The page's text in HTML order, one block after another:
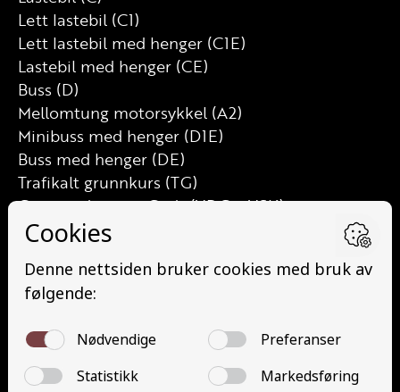
Lett lastebil (C1)
Lett lastebil med henger (C1E)
Lastebil med henger (CE)
Buss (D)
Mellomtung motorsykkel (A2)
Minibuss med henger (D1E)
Buss med henger (DE)
Trafikalt grunnkurs (TG)
Grunnutdanning Gods (YDG – YSK)
Grunnutdanning Person (YDP – YSK)
YSK Gods etterutdanning (EYDG)
Nettbasert teorikurs (Teorikurs)
Løfteredskap G11 (Løfteredskap G11)
Lastebilkran (G8) (Lastebilkran (G8))